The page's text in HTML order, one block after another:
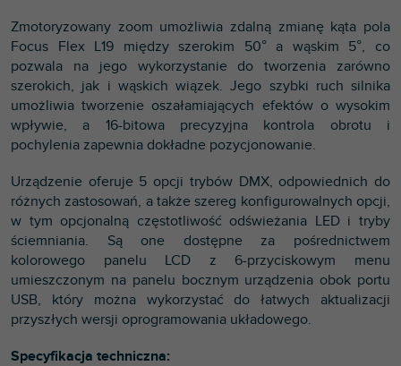
Zmotoryzowany zoom umożliwia zdalną zmianę kąta pola
Focus Flex L19 między szerokim 50° a wąskim 5°, co
pozwala na jego wykorzystanie do tworzenia zarówno
szerokich, jak i wąskich wiązek. Jego szybki ruch silnika
umożliwia tworzenie oszałamiających efektów o wysokim
wpływie, a 16-bitowa precyzyjna kontrola obrotu i
pochylenia zapewnia dokładne pozycjonowanie.
Urządzenie oferuje 5 opcji trybów DMX, odpowiednich do
różnych zastosowań, a także szereg konfigurowalnych opcji,
w tym opcjonalną częstotliwość odświeżania LED i tryby
ściemniania. Są one dostępne za pośrednictwem
kolorowego panelu LCD z 6-przyciskowym menu
umieszczonym na panelu bocznym urządzenia obok portu
USB, który można wykorzystać do łatwych aktualizacji
przyszłych wersji oprogramowania układowego.
Specyfikacja techniczna: